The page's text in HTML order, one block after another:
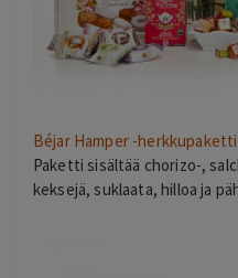
Béjar Hamper -herkkupaketti
Paketti sisältää chorizo-,
keksejä, suklaata, hilloa ja